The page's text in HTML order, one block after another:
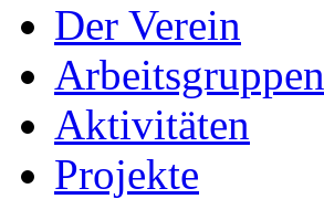
Der Verein
Arbeitsgruppen
Aktivitäten
Projekte